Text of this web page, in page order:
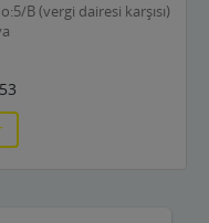
B (vergi dairesi karşısı)